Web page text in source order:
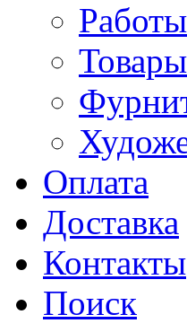
Оплата
Доставка
Контакты
Поиск